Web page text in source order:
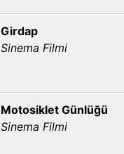
Girdap
Sinema Filmi
Motosiklet Günlüğü
Sinema Filmi